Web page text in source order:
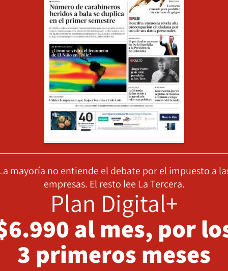
mayoría no entiende el debate por el impuesto a
empresas. El resto lee La Tercera.
Plan Digital+
al mes, por
3 primeros meses